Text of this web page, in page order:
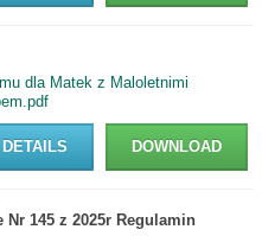
dla Matek z Maloletnimi
DOWNLOAD
DETAILS
145 z 2025r Regulamin